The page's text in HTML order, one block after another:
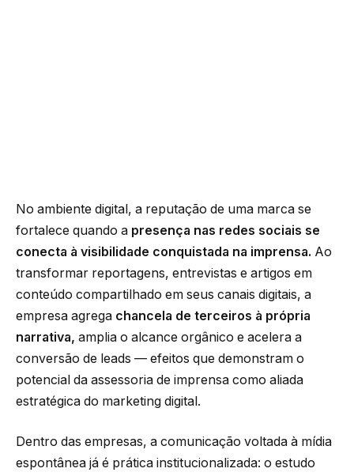
No ambiente digital, a reputação de uma marca se
fortalece quando a presença nas redes sociais se
conecta à visibilidade conquistada na imprensa. Ao
transformar reportagens, entrevistas e artigos em
conteúdo compartilhado em seus canais digitais, a
empresa agrega chancela de terceiros à própria
narrativa, amplia o alcance orgânico e acelera a
conversão de leads — efeitos que demonstram o
potencial da assessoria de imprensa como aliada
estratégica do marketing digital.
Dentro das empresas, a comunicação voltada à mídia
espontânea já é prática institucionalizada: o estudo